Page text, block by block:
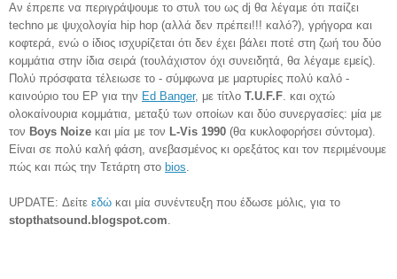
Αν έπρεπε να περιγράψουμε το στυλ του ως dj θα λέγαμε ότι παίζει
techno με ψυχολογία hip hop (αλλά δεν πρέπει!!! καλό?), γρήγορα και
κοφτερά, ενώ ο ίδιος ισχυρίζεται ότι δεν έχει βάλει ποτέ στη ζωή του δύο
κομμάτια στην ίδια σειρά (τουλάχιστον όχι συνειδητά, θα λέγαμε εμείς).
Πολύ πρόσφατα τέλειωσε το - σύμφωνα με μαρτυρίες πολύ καλό -
καινούριο του EP για την Ed Banger, με τίτλο T.U.F.F . και οχτώ
ολοκαίνουρια κομμάτια, μεταξύ των οποίων και δύο συνεργασίες: μία με
τον Boys Noize και μία με τον L-Vis 1990 (θα κυκλοφορήσει σύντομα).
Είναι σε πολύ καλή φάση, ανεβασμένος κι ορεξάτος και τον περιμένουμε
πώς και πώς την Τετάρτη στο bios
UPDATE: Δείτε εδώ και μία συνέντευξη που έδωσε μόλις, για το
stopthatsound.blogspot.com